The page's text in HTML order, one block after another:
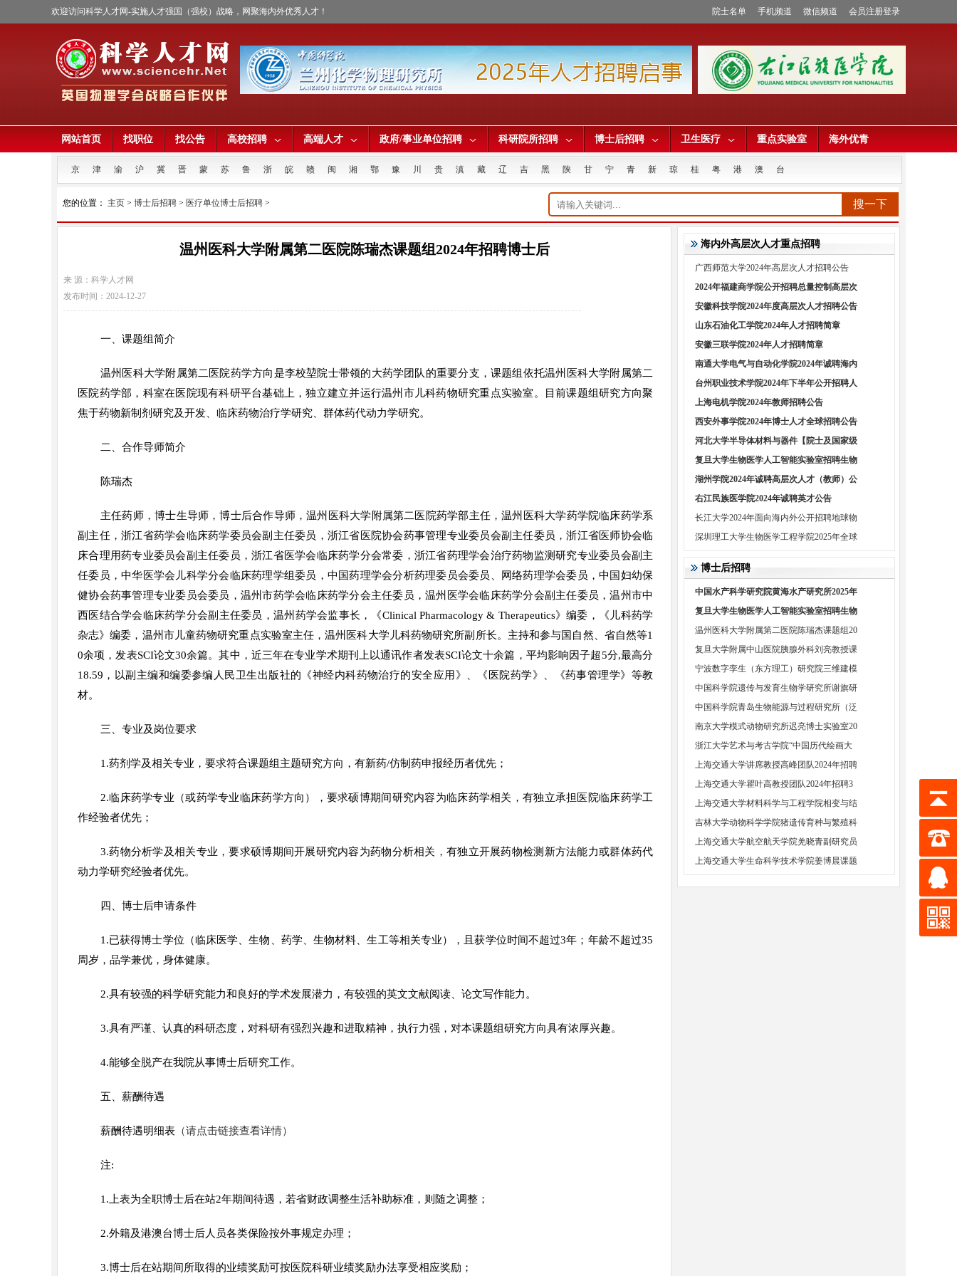
院士名单 手机频道 微信频道 会员注册登录
欢迎访问科学人才网-实施人才强国（强校）战略，网聚海内外优秀人才！
网站首页 找职位 找公告 高校招聘 高端人才 政府/事业单位招聘 科研院所招聘 博士后招聘 卫生医疗 重点实验室 海外优青
京 津 渝 沪 冀 晋 蒙 苏 鲁 浙 皖 赣 闽 湘 鄂 豫 川 贵 滇 藏 辽 吉 黑 陕 甘 宁 青 新 琼 桂 粤 港 澳 台
搜一下
您的位置： 主页 > 博士后招聘 > 医疗单位博士后招聘 >
温州医科大学附属第二医院陈瑞杰课题组2024年招聘博士后
来 源：科学人才网
发布时间：2024-12-27
一、课题组简介
温州医科大学附属第二医院药学方向是李校堃院士带领的大药学团队的重要分支，课题组依托温州医科大学附属第二
医院药学部，科室在医院现有科研平台基础上，独立建立并运行温州市儿科药物研究重点实验室。目前课题组研究方向聚
焦于药物新制剂研究及开发、临床药物治疗学研究、群体药代动力学研究。
二、合作导师简介
陈瑞杰
主任药师，博士生导师，博士后合作导师，温州医科大学附属第二医院药学部主任，温州医科大学药学院临床药学系
副主任，浙江省药学会临床药学委员会副主任委员，浙江省医院协会药事管理专业委员会副主任委员，浙江省医师协会临
床合理用药专业委员会副主任委员，浙江省医学会临床药学分会常委，浙江省药理学会治疗药物监测研究专业委员会副主
任委员，中华医学会儿科学分会临床药理学组委员，中国药理学会分析药理委员会委员、网络药理学会委员，中国妇幼保
健协会药事管理专业委员会委员，温州市药学会临床药学分会主任委员，温州医学会临床药学分会副主任委员，温州市中
西医结合学会临床药学分会副主任委员，温州药学会监事长，《Clinical Pharmacology & Therapeutics》编委，《儿科药学
杂志》编委，温州市儿童药物研究重点实验室主任，温州医科大学儿科药物研究所副所长。主持和参与国自然、省自然等1
0余项，发表SCI论文30余篇。其中，近三年在专业学术期刊上以通讯作者发表SCI论文十余篇，平均影响因子超5分,最高分
18.59，以副主编和编委参编人民卫生出版社的《神经内科药物治疗的安全应用》、《医院药学》、《药事管理学》等教
材。
三、专业及岗位要求
1.药剂学及相关专业，要求符合课题组主题研究方向，有新药/仿制药申报经历者优先；
2.临床药学专业（或药学专业临床药学方向），要求硕博期间研究内容为临床药学相关，有独立承担医院临床药学工
作经验者优先；
3.药物分析学及相关专业，要求硕博期间开展研究内容为药物分析相关，有独立开展药物检测新方法能力或群体药代
动力学研究经验者优先。
四、博士后申请条件
1.已获得博士学位（临床医学、生物、药学、生物材料、生工等相关专业），且获学位时间不超过3年；年龄不超过35
周岁，品学兼优，身体健康。
2.具有较强的科学研究能力和良好的学术发展潜力，有较强的英文文献阅读、论文写作能力。
3.具有严谨、认真的科研态度，对科研有强烈兴趣和进取精神，执行力强，对本课题组研究方向具有浓厚兴趣。
4.能够全脱产在我院从事博士后研究工作。
五、薪酬待遇
薪酬待遇明细表 （请点击链接查看详情）
注:
1.上表为全职博士后在站2年期间待遇，若省财政调整生活补助标准，则随之调整；
2.外籍及港澳台博士后人员各类保险按外事规定办理；
3.博士后在站期间所取得的业绩奖励可按医院科研业绩奖励办法享受相应奖励；
海内外高层次人才重点招聘
广西师范大学2024年高层次人才招聘公告
2024年福建商学院公开招聘总量控制高层次
安徽科技学院2024年度高层次人才招聘公告
山东石油化工学院2024年人才招聘简章
安徽三联学院2024年人才招聘简章
南通大学电气与自动化学院2024年诚聘海内
台州职业技术学院2024年下半年公开招聘人
上海电机学院2024年教师招聘公告
西安外事学院2024年博士人才全球招聘公告
河北大学半导体材料与器件【院士及国家级
复旦大学生物医学人工智能实验室招聘生物
湖州学院2024年诚聘高层次人才（教师）公
右江民族医学院2024年诚聘英才公告
长江大学2024年面向海内外公开招聘地球物
深圳理工大学生物医学工程学院2025年全球
博士后招聘
中国水产科学研究院黄海水产研究所2025年
复旦大学生物医学人工智能实验室招聘生物
温州医科大学附属第二医院陈瑞杰课题组20
复旦大学附属中山医院胰腺外科刘亮教授课
宁波数字孪生（东方理工）研究院三维建模
中国科学院遗传与发育生物学研究所谢旗研
中国科学院青岛生物能源与过程研究所（泛
南京大学模式动物研究所迟亮博士实验室20
浙江大学艺术与考古学院“中国历代绘画大
上海交通大学讲席教授高峰团队2024年招聘
上海交通大学瞿叶高教授团队2024年招聘3
上海交通大学材料科学与工程学院相变与结
吉林大学动物科学学院猪遗传育种与繁殖科
上海交通大学航空航天学院羌晓青副研究员
上海交通大学生命科学技术学院姜博晨课题